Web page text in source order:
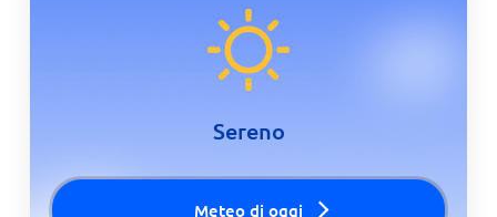
Sereno
Meteo di oggi